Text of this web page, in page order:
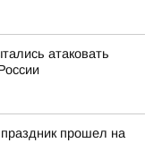
атаковать
прошел на